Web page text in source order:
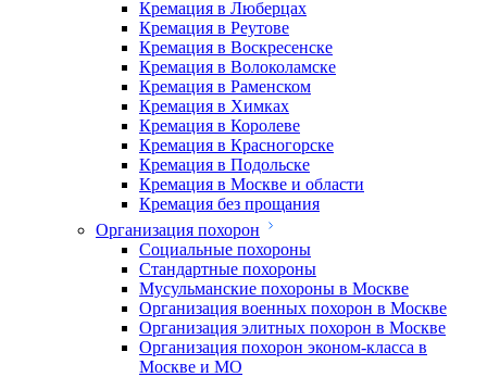
Кремация в Люберцах
Кремация в Реутове
Кремация в Воскресенске
Кремация в Волоколамске
Кремация в Раменском
Кремация в Химках
Кремация в Королеве
Кремация в Красногорске
Кремация в Подольске
Кремация в Москве и области
Кремация без прощания
Организация похорон
Социальные похороны
Стандартные похороны
Мусульманские похороны в Москве
Организация военных похорон в Москве
Организация элитных похорон в Москве
Организация похорон эконом-класса в
Москве и МО